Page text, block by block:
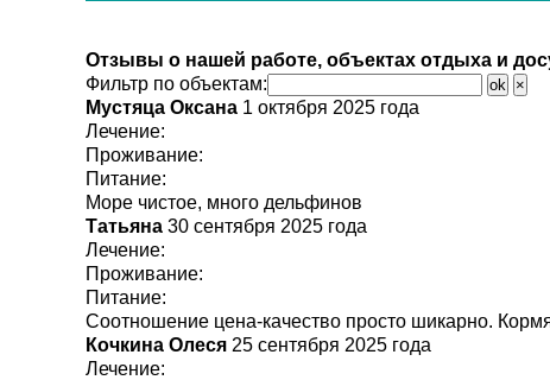
Отзывы о нашей работе, объектах отдыха и
Фильтр по объектам:
Мустяца Оксана 1 октября 2025 года
Лечение:
Проживание:
Питание:
Море чистое, много дельфинов
Татьяна 30 сентября 2025 года
Лечение:
Проживание:
Питание:
Соотношение цена-качество просто шикарно.
Кочкина Олеся 25 сентября 2025 года
Лечение: